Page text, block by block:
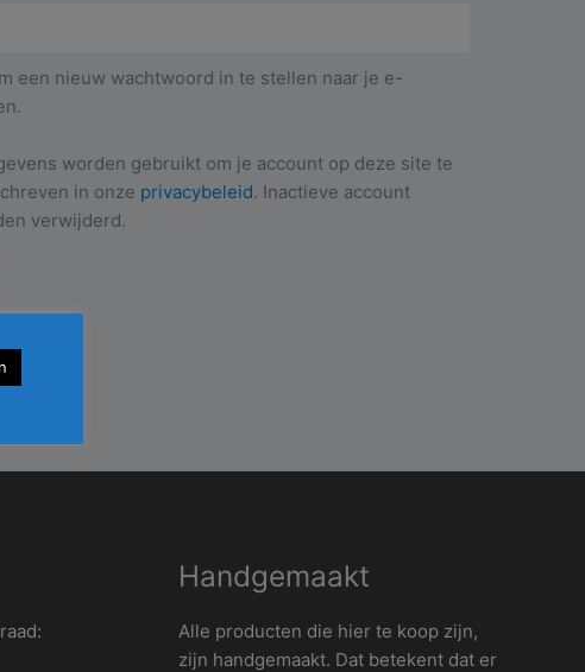
een nieuw wachtwoord in te stellen naar je e-
worden gebruikt om je account op deze site te
in onze privacybeleid. Inactieve account
verwijderd.
Handgemaakt
Alle producten die hier te koop zijn,
zijn handgemaakt. Dat betekent dat er